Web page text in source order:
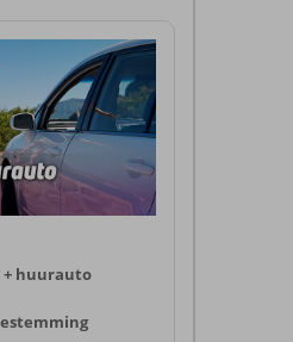
+ huurauto